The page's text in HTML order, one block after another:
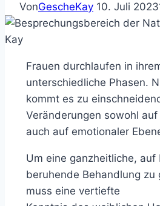
VonGescheKay 10. Juli 2023
Frauen durchlaufen in
unterschiedliche Phasen.
kommt es zu
Veränderungen sowohl
auch auf emotionaler
Um eine ganzheitliche, auf
beruhende Behandlung zu
muss eine vertiefte